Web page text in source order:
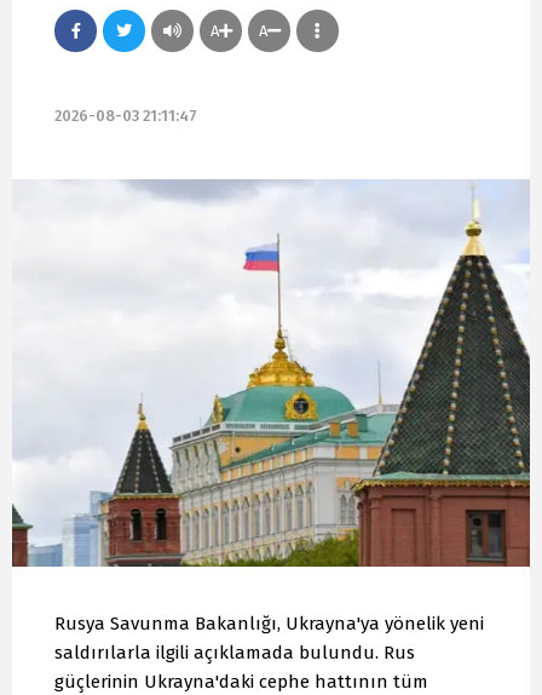
A A
2026-08-03 21:11:47
Rusya Savunma Bakanlığı, Ukrayna'ya yönelik yeni
saldırılarla ilgili açıklamada bulundu. Rus
güçlerinin Ukrayna'daki cephe hattının tüm